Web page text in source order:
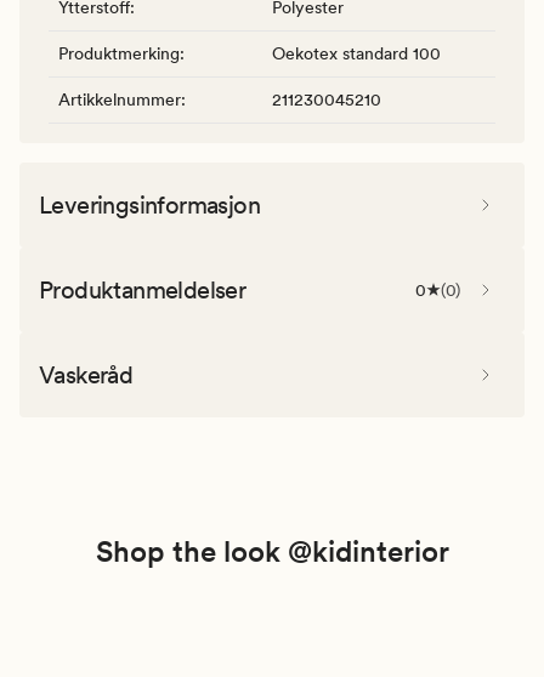
Ytterstoff: Polyester
Produktmerking: Oekotex standard 100
Artikkelnummer: 211230045210
Leveringsinformasjon
Produktanmeldelser 0 (0)
Vaskeråd
Shop the look @kidinterior